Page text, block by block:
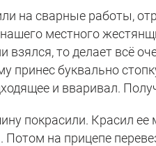
на сварные работы,
местного
взялся, то делает всё
принес буквально
и вваривал.
покрасили. Красил ее
на прицепе